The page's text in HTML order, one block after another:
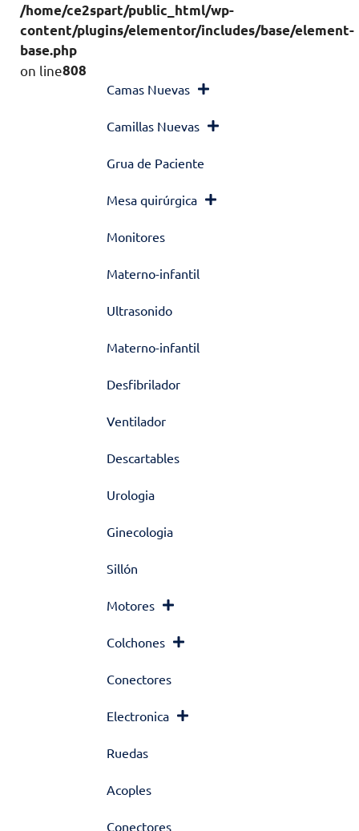
/home/ce2spart/public_html/wp-
content/plugins/elementor/includes/base/element-
base.php
on line808
Camas Nuevas
Camillas Nuevas
Grua de Paciente
Mesa quirúrgica
Monitores
Materno-infantil
Ultrasonido
Materno-infantil
Desfibrilador
Ventilador
Descartables
Urologia
Ginecologia
Sillón
Motores
Colchones
Conectores
Electronica
Ruedas
Acoples
Conectores